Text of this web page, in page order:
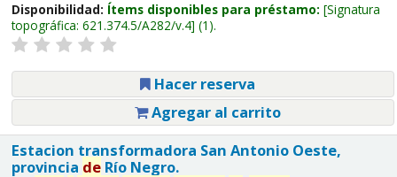
Disponibilidad: Ítems disponibles para préstamo: Signatura
topográfica: 621.374.5/A282/v.4 (1).
Hacer reserva
Agregar al carrito
Estacion transformadora San Antonio Oeste,
provincia deRío Negro.